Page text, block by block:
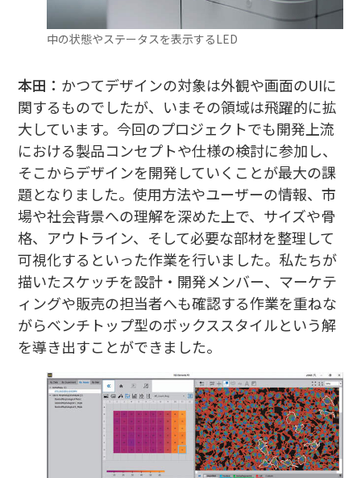
中の状態やステータスを表示するLED
本田： かつてデザインの対象は外観や画面のUIに
関するものでしたが、いまその領域は飛躍的に拡
大しています。今回のプロジェクトでも開発上流
における製品コンセプトや仕様の検討に参加し、
そこからデザインを開発していくことが最大の課
題となりました。使用方法やユーザーの情報、市
場や社会背景への理解を深めた上で、サイズや骨
格、アウトライン、そして必要な部材を整理して
可視化するといった作業を行いました。私たちが
描いたスケッチを設計・開発メンバー、マーケテ
ィングや販売の担当者へも確認する作業を重ねな
がらベンチトップ型のボックススタイルという解
を導き出すことができました。